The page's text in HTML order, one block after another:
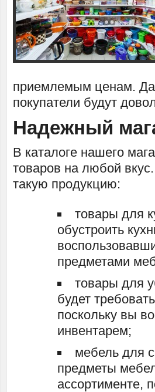
приемлемым ценам.
покупатели будут
Надежный
В каталоге нашего
товаров на любой
такую продукцию:
товары для
обустроить
предметами
товары для
будет
поскольку вы
инвентарем;
мебель для
предметы
ассортименте,